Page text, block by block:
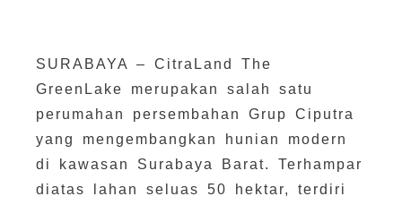
SURABAYA – CitraLand The
GreenLake merupakan salah satu
perumahan persembahan Grup Ciputra
yang mengembangkan hunian modern
di kawasan Surabaya Barat. Terhampar
diatas lahan seluas 50 hektar, terdiri